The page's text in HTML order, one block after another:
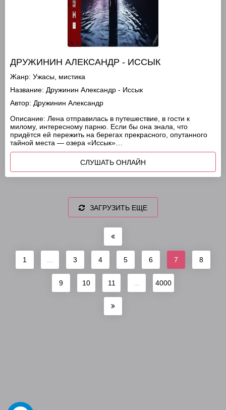
ДРУЖИНИН АЛЕКСАНДР - ИССЫК
Жанр: Ужасы, мистика
Название: Дружинин Александр - Иссык
Автор: Дружинин Александр
Описание: Лена отправилась в путешествие, в гости к
милому, интересному парню. Если бы она знала, что
придётся ей пережить на берегах прекрасного, опутанного
тайной места — озера «Иссык»…
СЛУШАТЬ ОНЛАЙН
ЗАГРУЗИТЬ ЕЩЕ
1 3 4 5 6 7 8
9 10 11 4000